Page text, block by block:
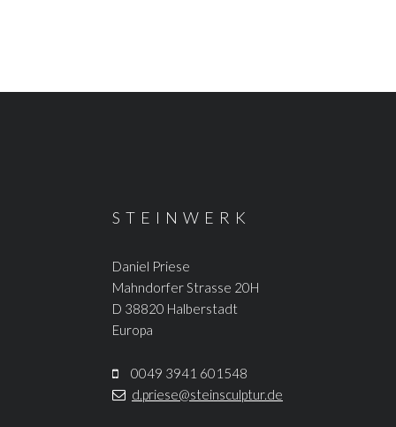
STEINWERK
Daniel Priese
Mahndorfer Strasse 20H
D 38820 Halberstadt
Europa
0049 3941 601548
d.priese@steinsculptur.de